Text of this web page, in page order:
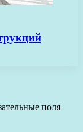
поля